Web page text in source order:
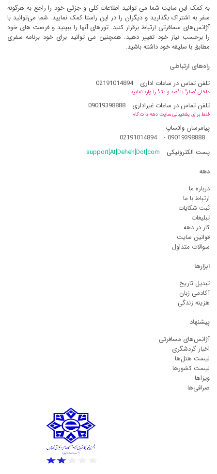
به کمک این سایت شما می توانید اطلاعات کلی و جزئی خود را راجع به هرگونه
سفر به اشتراک بگذارید و دیگران را در این راستا کمک نمایید. شما می‌توانید با
آژانس‌های مسافرتی ارتباط برقرار کنید. تورهای آنها را ببینید و فرصت های خود
را برحسب نیاز خود تغییر دهید. همچنین می توانید برای خود برنامه سفری
مطابق با سلیقه خود داشته باشید.
راه‌های ارتباطی
تلفن تماس در ساعات اداری
02191014894
داخلی "صفر" یا "صد و یک" را وارد نمایید
تلفن تماس در ساعات غیراداری 09019398888
فقط برای پشتیبانی سایت دهه دات کام
پیامرسان واتساپ
09019398888
-
02191014894
پست الکترونیکی
support[At]Deheh[Dot]com
دهه
درباره ما
ارتباط با ما
ثبت شکایات
تبلیغات
کار در دهه
قوانین سایت
سوالات متداول
ابزارها
تبدیل تاریخ
آکادمی زبان
هزینه زندگی
پیشنهاد
آژانس‌های مسافرتی
اخبار گردشگری
لیست هتل‌ها
لیست کشورها
ویزاها
صرافی‌ها